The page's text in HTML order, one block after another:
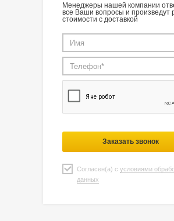
Менеджеры нашей компании
все Ваши вопросы и произведут
стоимости с доставкой
Заказать звонок
Согласен(а) с условиями
данных